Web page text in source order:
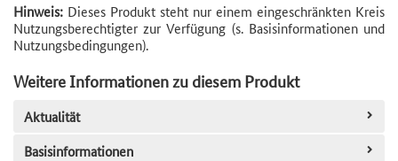
Hinweis: Dieses Produkt steht nur einem eingeschränkten Kreis
Nutzungsberechtigter zur Verfügung (s. Basisinformationen und
Nutzungsbedingungen).
Weitere Informationen zu diesem Produkt
Aktualität
Basisinformationen